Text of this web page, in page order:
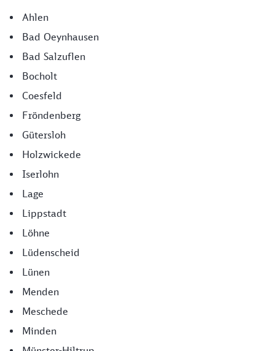
Ahlen
Bad Oeynhausen
Bad Salzuflen
Bocholt
Coesfeld
Fröndenberg
Gütersloh
Holzwickede
Iserlohn
Lage
Lippstadt
Löhne
Lüdenscheid
Lünen
Menden
Meschede
Minden